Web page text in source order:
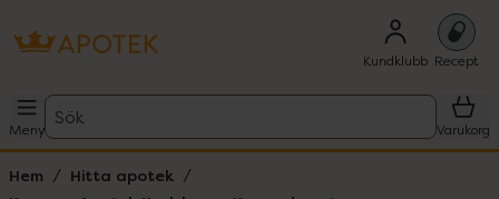
Kundklubb Recept
Meny
Sök
Varukorg
Hem
Hitta apotek